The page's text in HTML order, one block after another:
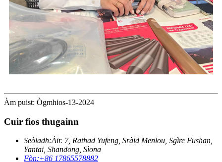
Àm puist: Ògmhios-13-2024
Cuir fios thugainn
Seòladh:Àir. 7, Rathad Yufeng, Sràid Menlou, Sgìre Fushan,
Yantai, Shandong, Sìona
Fòn:+86 17865578882